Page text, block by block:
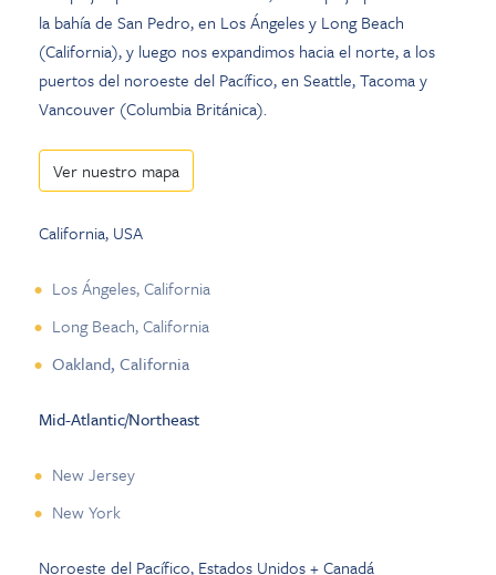
la bahía de San Pedro, en Los Ángeles y Long Beach
(California), y luego nos expandimos hacia el norte, a los
puertos del noroeste del Pacífico, en Seattle, Tacoma y
Vancouver (Columbia Británica).
Ver nuestro mapa
California, USA
Los Ángeles, California
Long Beach, California
Oakland, California
Mid-Atlantic/Northeast
New Jersey
New York
Noroeste del Pacífico, Estados Unidos + Canadá